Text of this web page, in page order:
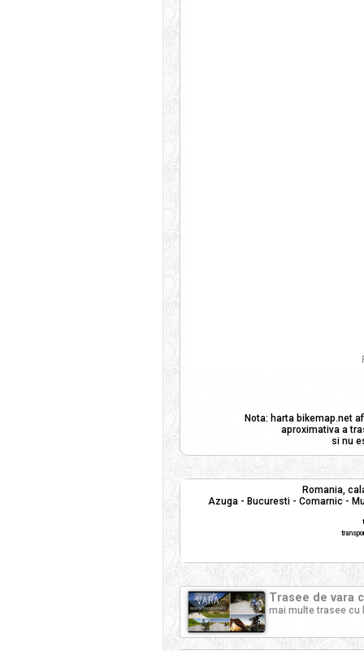
Nota: harta bikemap.net
aproximativa a
si nu
Romania,
Azuga - Bucuresti - Comarnic -
Trasee de vara
mai multe trasee cu